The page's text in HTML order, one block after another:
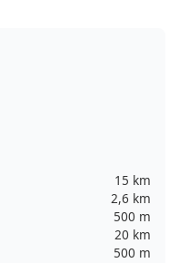
15 km
2,6 km
500 m
20 km
500 m